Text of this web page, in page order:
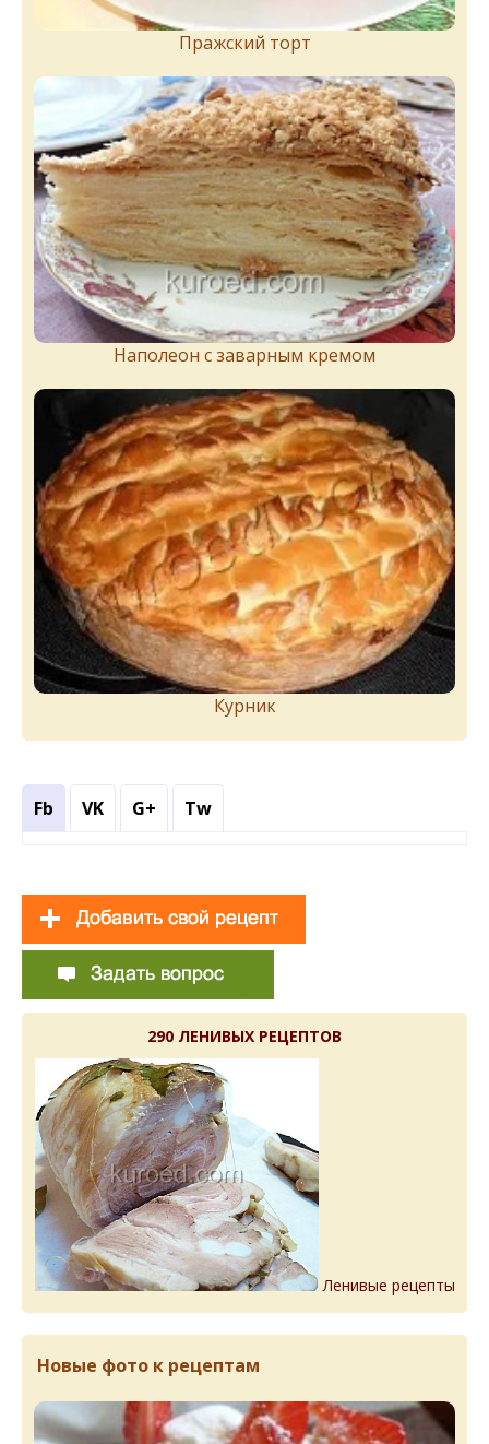
Пражский торт
Наполеон с заварным кремом
Курник
Fb VK G+ Tw
290 ЛЕНИВЫХ РЕЦЕПТОВ
Ленивые рецепты
Новые фото к рецептам